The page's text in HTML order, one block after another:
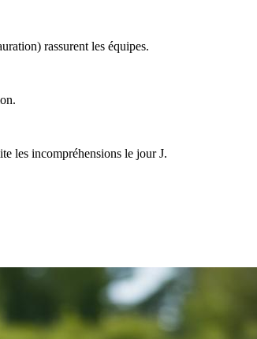
rassurent les équipes.
les incompréhensions le jour J.